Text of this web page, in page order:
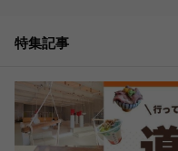
特集記事